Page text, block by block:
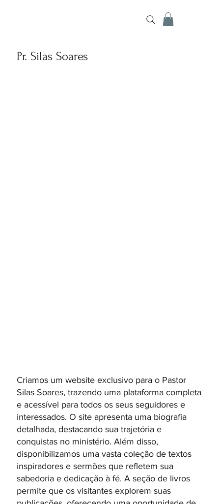
Pr. Silas Soares
Criamos um website exclusivo para o Pastor
Silas Soares, trazendo uma plataforma completa
e acessível para todos os seus seguidores e
interessados. O site apresenta uma biografia
detalhada, destacando sua trajetória e
conquistas no ministério. Além disso,
disponibilizamos uma vasta coleção de textos
inspiradores e sermões que refletem sua
sabedoria e dedicação à fé. A seção de livros
permite que os visitantes explorem suas